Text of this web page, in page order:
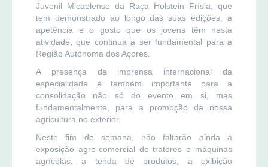
Juvenil Micaelense da Raça Holstein Frísia, que
tem demonstrado ao longo das suas edições, a
apetência e o gosto que os jovens têm nesta
atividade, que continua a ser fundamental para a
Região Autónoma dos Açores.
A presença da imprensa internacional da
especialidade é também importante para a
consolidação não só do evento em si, mas
fundamentalmente, para a promoção da nossa
agricultura no exterior.
Neste fim de semana, não faltarão ainda a
exposição agro-comercial de tratores e máquinas
agrícolas, a tenda de produtos, a exibição